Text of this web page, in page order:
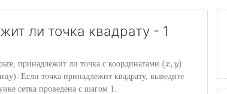
ли точка квадрату - 1
принадлежит ли точка с координатами (x, y)
(x,y)
Если точка принадлежит квадрату, выведите
сетка проведена с шагом 1.